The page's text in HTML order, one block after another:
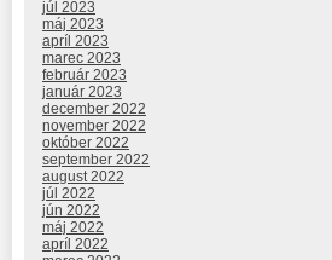
júl 2023
máj 2023
apríl 2023
marec 2023
február 2023
január 2023
december 2022
november 2022
október 2022
september 2022
august 2022
júl 2022
jún 2022
máj 2022
apríl 2022